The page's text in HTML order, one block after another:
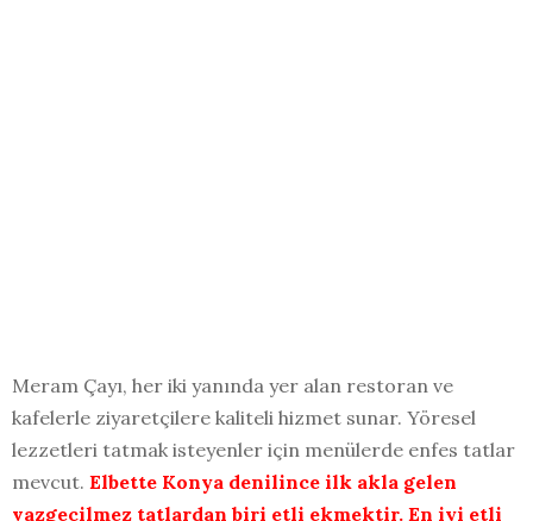
Meram Çayı, her iki yanında yer alan restoran ve
kafelerle ziyaretçilere kaliteli hizmet sunar. Yöresel
lezzetleri tatmak isteyenler için menülerde enfes tatlar
mevcut. Elbette Konya denilince ilk akla gelen
vazgeçilmez tatlardan biri etli ekmektir. En iyi etli